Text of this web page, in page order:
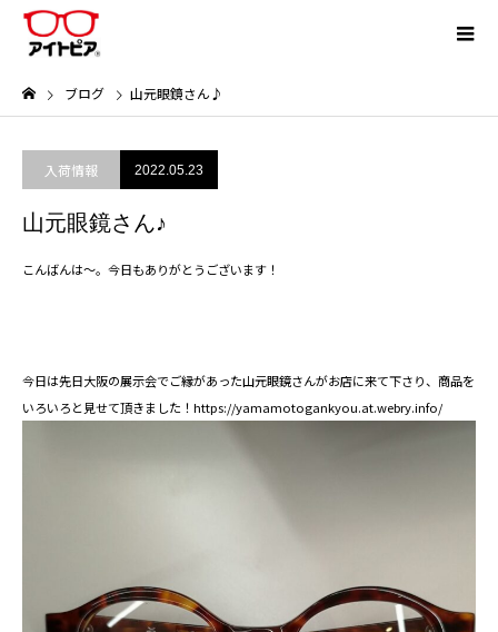
ブログ 山元眼鏡さん♪
入荷情報 2022.05.23
山元眼鏡さん♪
こんばんは～。今日もありがとうございます！
今日は先日大阪の展示会でご縁があった山元眼鏡さんがお店に来て下さり、商品を
いろいろと見せて頂きました！ https://yamamotogankyou.at.webry.info/